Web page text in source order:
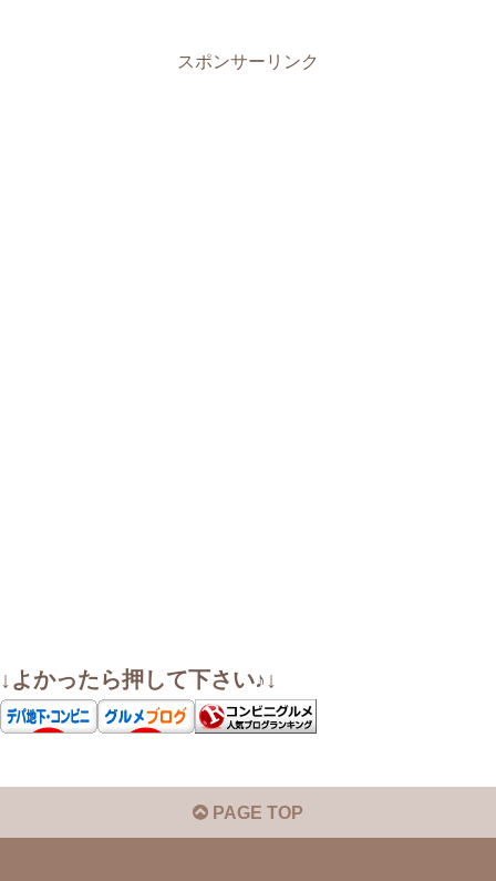
スポンサーリンク
↓よかったら押して下さい♪↓
PAGE TOP